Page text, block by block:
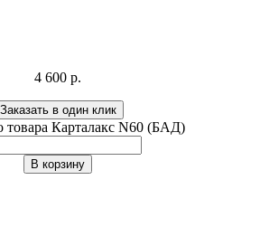
4 600 р.
Заказать в один клик
товара Карталакс N60 (БАД)
В корзину